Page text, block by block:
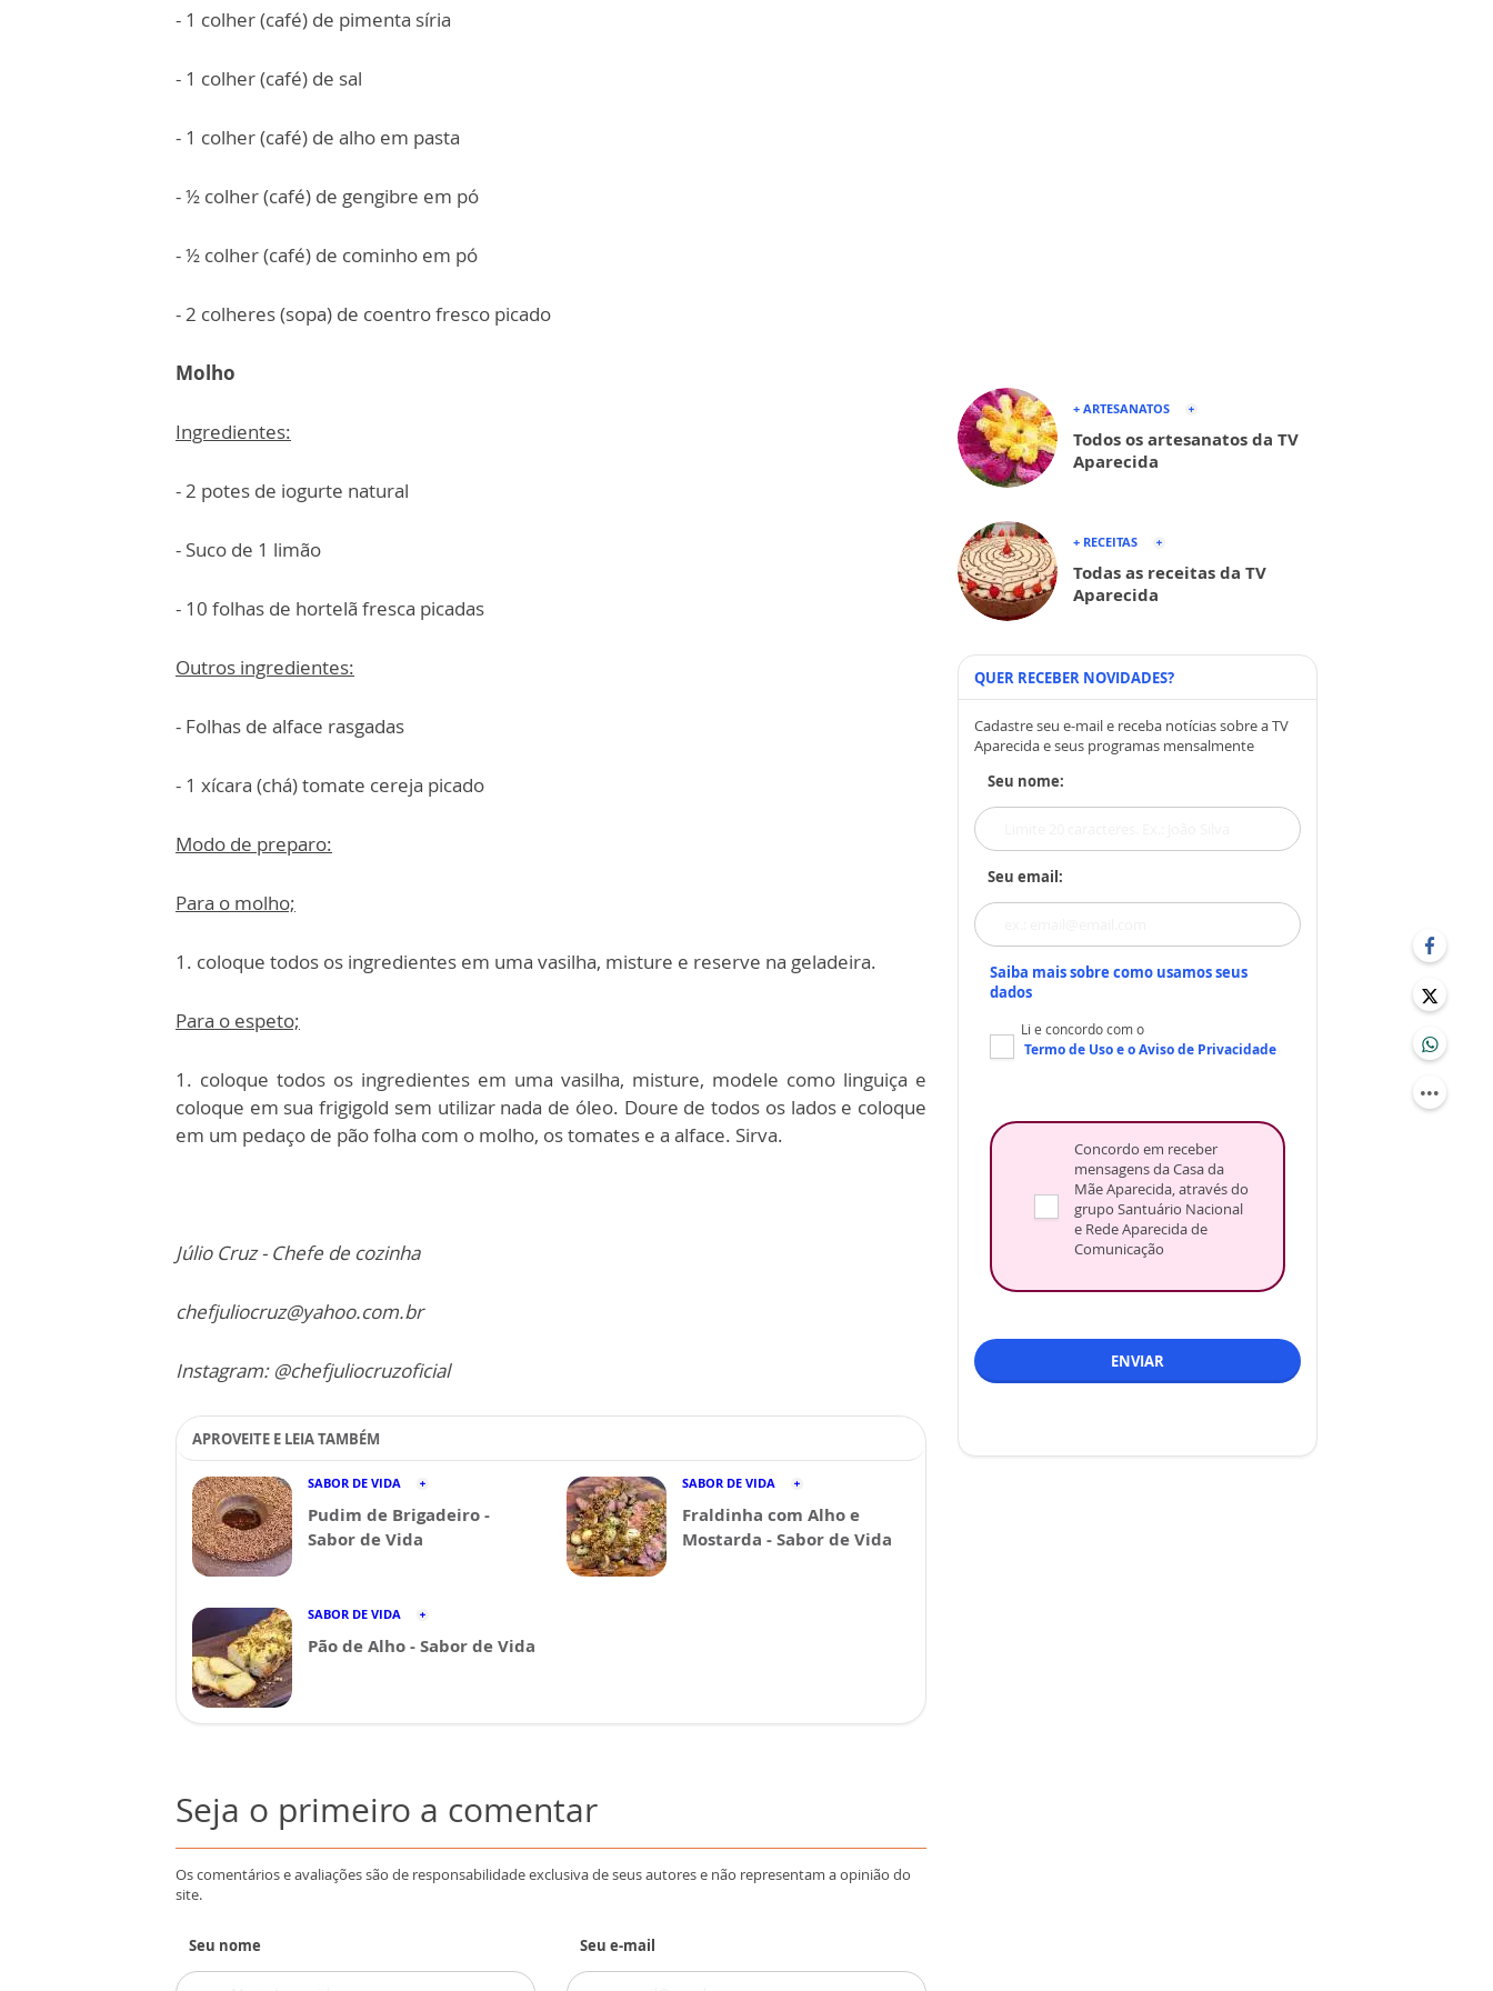
- 1 colher (café) de pimenta síria
- 1 colher (café) de sal
- 1 colher (café) de alho em pasta
- ½ colher (café) de gengibre em pó
- ½ colher (café) de cominho em pó
- 2 colheres (sopa) de coentro fresco picado
Molho
Ingredientes:
- 2 potes de iogurte natural
- Suco de 1 limão
- 10 folhas de hortelã fresca picadas
Outros ingredientes:
- Folhas de alface rasgadas
- 1 xícara (chá) tomate cereja picado
Modo de preparo:
Para o molho;
1. coloque todos os ingredientes em uma vasilha, misture e reserve na geladeira.
Para o espeto;
1. coloque todos os ingredientes em uma vasilha, misture, modele como linguiça e
coloque em sua frigigold sem utilizar nada de óleo. Doure de todos os lados e coloque
em um pedaço de pão folha com o molho, os tomates e a alface. Sirva.
Júlio Cruz - Chefe de cozinha
chefjuliocruz@yahoo.com.br
Instagram: @chefjuliocruzoficial
APROVEITE E LEIA TAMBÉM
SABOR DE VIDA
Pudim de Brigadeiro -
Sabor de Vida
SABOR DE VIDA
Fraldinha com Alho e
Mostarda - Sabor de Vida
SABOR DE VIDA
Pão de Alho - Sabor de Vida
Seja o primeiro a comentar
Os comentários e avaliações são de responsabilidade exclusiva de seus autores e não representam a opinião do
site.
Seu nome Seu e-mail
+ ARTESANATOS
Todos os artesanatos da TV
Aparecida
+ RECEITAS
Todas as receitas da TV
Aparecida
QUER RECEBER NOVIDADES?
Cadastre seu e-mail e receba notícias sobre a TV
Aparecida e seus programas mensalmente
Seu nome:
Seu email:
Saiba mais sobre como usamos seus
dados
Li e concordo com o
Termo de Usoe oAviso de Privacidade
Concordo em receber
mensagens da Casa da
Mãe Aparecida, através do
grupo Santuário Nacional
e Rede Aparecida de
Comunicação
ENVIAR